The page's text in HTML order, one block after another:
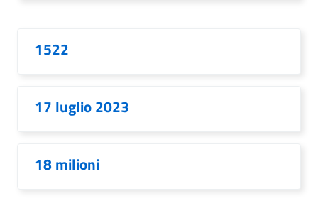
1522
17 luglio 2023
18 milioni